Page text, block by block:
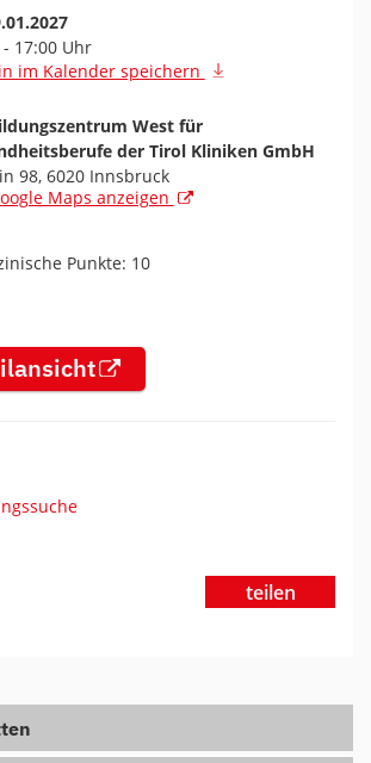
Fortbildung
17:00 Uhr
im Kalender speichern
West für
der Tirol Kliniken GmbH
98, 6020 Innsbruck
Maps anzeigen
Punkte: 10
teilen